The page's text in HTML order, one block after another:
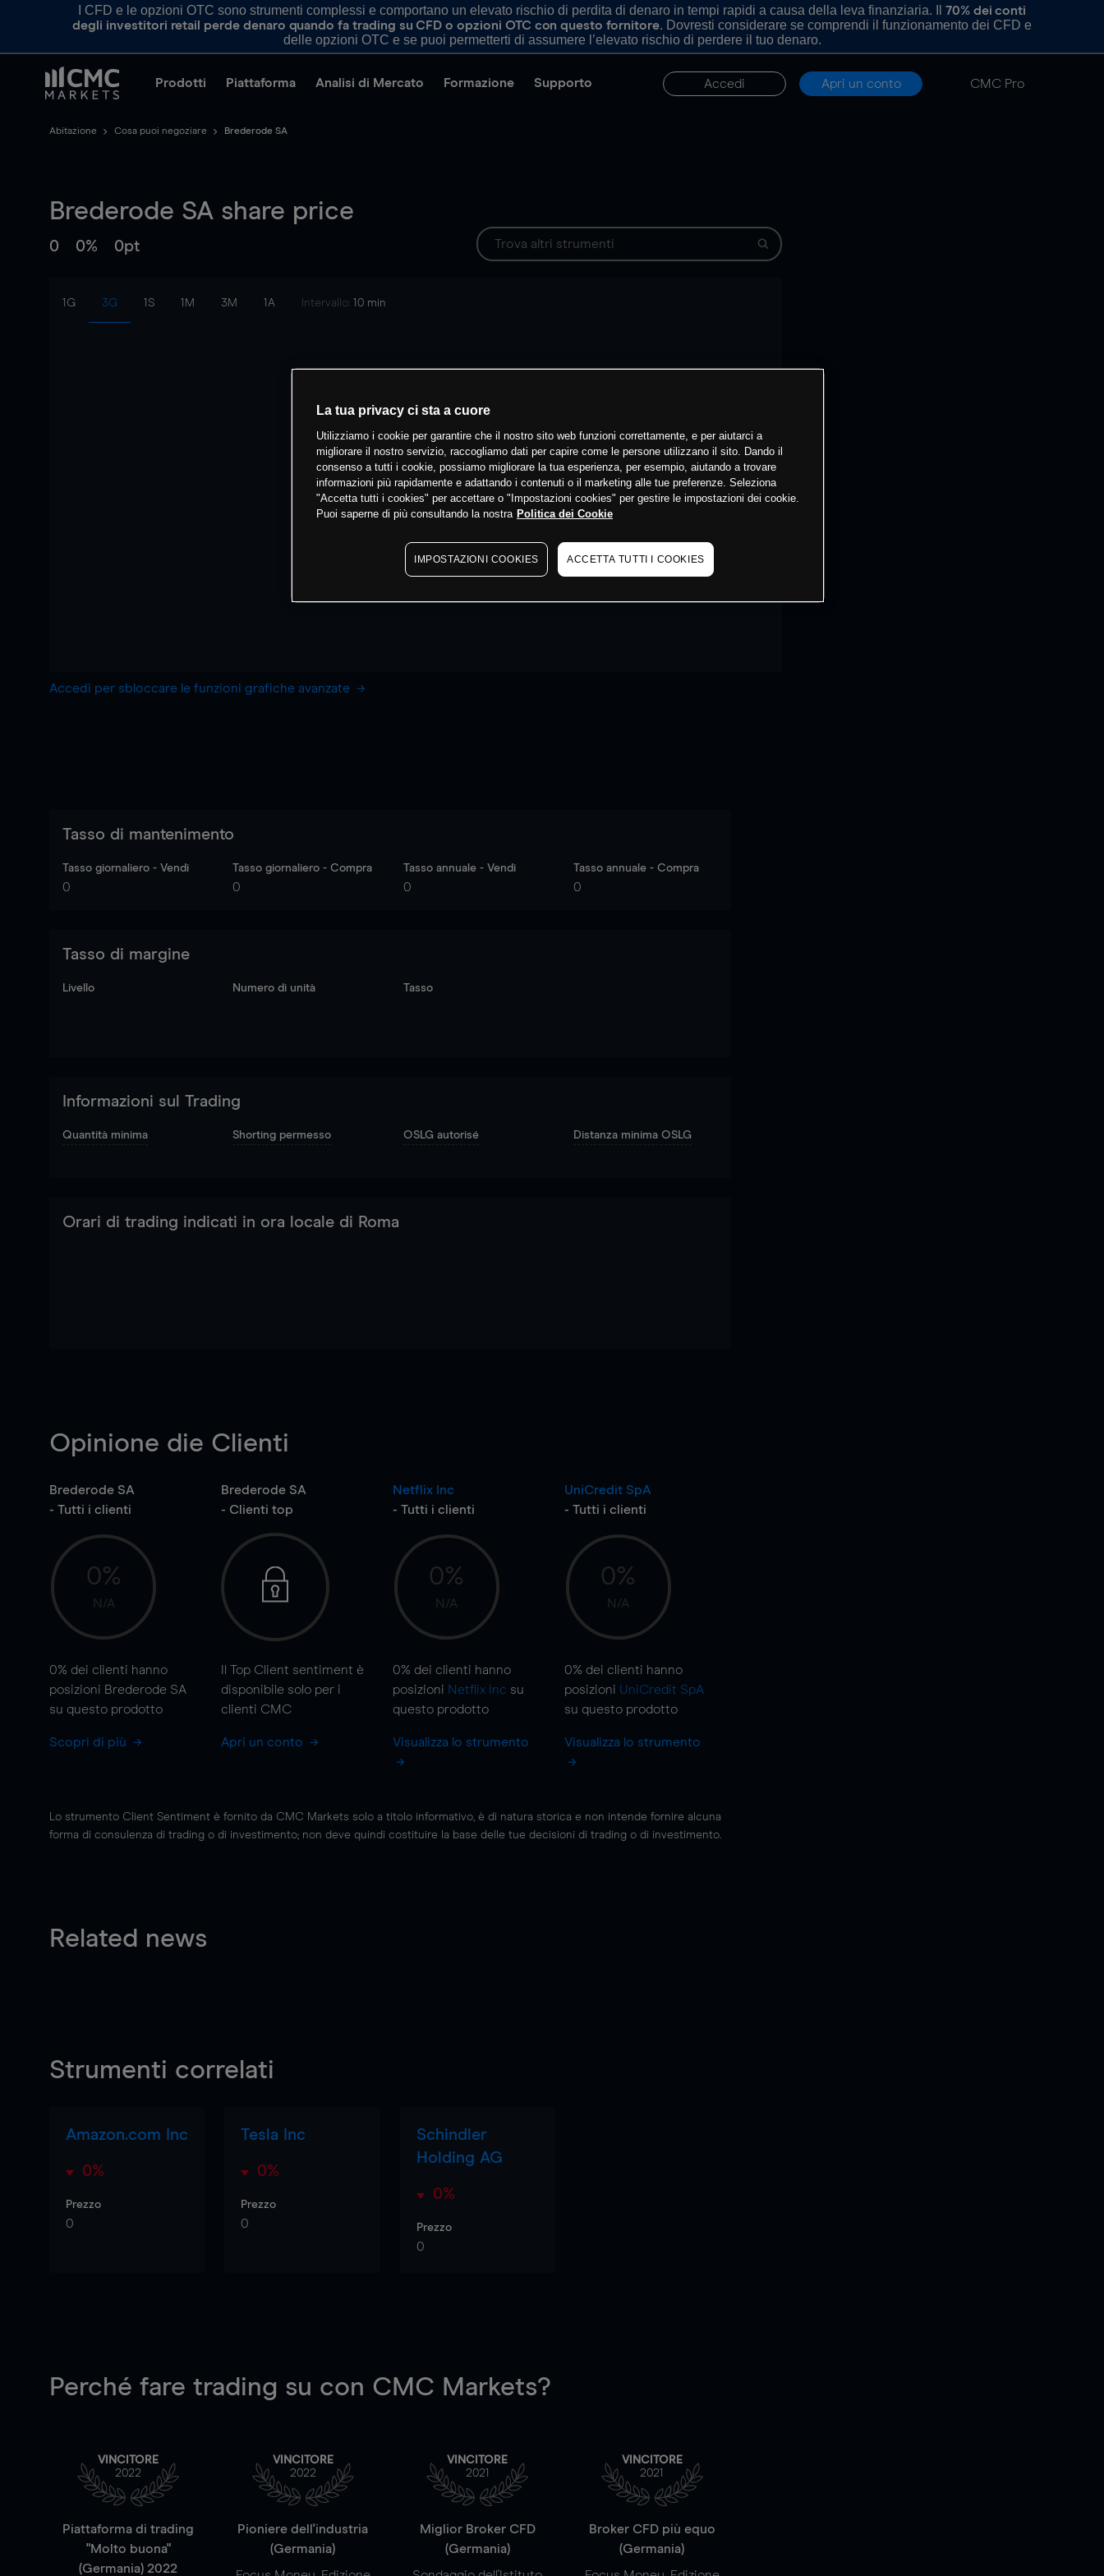
I CFD e le opzioni OTC sono strumenti complessi e comportano un elevato rischio di perdita di denaro in tempi rapidi a causa della leva finanziaria. Il 70% dei conti
degli investitori retail perde denaro quando fa trading su CFD o opzioni OTC con questo fornitore. Dovresti considerare se comprendi il funzionamento dei CFD e
delle opzioni OTC e se puoi permetterti di assumere l’elevato rischio di perdere il tuo denaro.
Prodotti Piattaforma Analisi di Mercato Formazione Supporto Accedi Apri un conto CMC Pro
Abitazione Cosa puoi negoziare Brederode SA
Brederode SA share price
0 0% 0pt
1G 3G 1S 1M 3M 1A Intervallo: 10 min
Accedi per sbloccare le funzioni grafiche avanzate
Tasso di mantenimento
Tasso giornaliero - Vendi
0
Tasso giornaliero - Compra
0
Tasso annuale - Vendi
0
Tasso annuale - Compra
0
Tasso di margine
Livello Numero di unità Tasso
Informazioni sul Trading
Quantità minima Shorting permesso OSLG autorisé Distanza minima OSLG
Orari di trading indicati in ora locale di Roma
Opinione die Clienti
Brederode SA
- Tutti i clienti
0%
N/A
0% dei clienti hanno
posizioni Brederode SA
su questo prodotto
Scopri di più
Brederode SA
- Clienti top
Il Top Client sentiment è
disponibile solo per i
clienti CMC
Apri un conto
Netflix Inc
- Tutti i clienti
0%
N/A
0% dei clienti hanno
posizioni Netflix Inc su
questo prodotto
Visualizza lo strumento
UniCredit SpA
- Tutti i clienti
0%
N/A
0% dei clienti hanno
posizioni UniCredit SpA
su questo prodotto
Visualizza lo strumento
Lo strumento Client Sentiment è fornito da CMC Markets solo a titolo informativo, è di natura storica e non intende fornire alcuna
forma di consulenza di trading o di investimento; non deve quindi costituire la base delle tue decisioni di trading o di investimento.
Related news
Strumenti correlati
Amazon.com Inc
0%
Prezzo
0
Tesla Inc
0%
Prezzo
0
Schindler
Holding AG
0%
Prezzo
0
Perché fare trading su con CMC Markets?
VINCITORE
2022
Piattaforma di trading
"Molto buona"
(Germania) 2022
VINCITORE
2022
Pioniere dell'industria
(Germania)
VINCITORE
2021
Miglior Broker CFD
(Germania)
VINCITORE
2021
Broker CFD più equo
(Germania)
La tua privacy ci sta a cuore
Utilizziamo i cookie per garantire che il nostro sito web funzioni correttamente, e per aiutarci a
migliorare il nostro servizio, raccogliamo dati per capire come le persone utilizzano il sito. Dando il
consenso a tutti i cookie, possiamo migliorare la tua esperienza, per esempio, aiutando a trovare
informazioni più rapidamente e adattando i contenuti o il marketing alle tue preferenze. Seleziona
"Accetta tutti i cookies" per accettare o "Impostazioni cookies" per gestire le impostazioni dei cookie.
Puoi saperne di più consultando la nostra Politica dei Cookie
IMPOSTAZIONI COOKIES ACCETTA TUTTI I COOKIES